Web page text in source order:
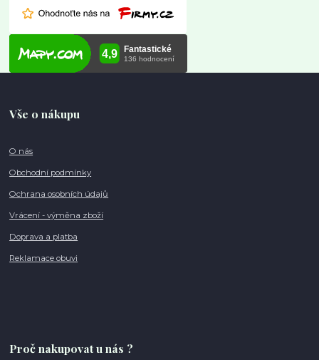
Vše o nákupu
O nás
Obchodní podmínky
Ochrana osobních údajů
Vrácení - výměna zboží
Doprava a platba
Reklamace obuvi
Proč nakupovat u nás ?